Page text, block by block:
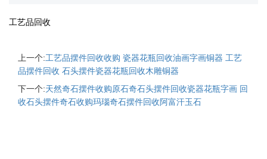
工艺品回收
上一个:工艺品摆件回收收购 瓷器花瓶回收油画字画铜器 工艺
品摆件回收 石头摆件瓷器花瓶回收木雕铜器
下一个:天然奇石摆件收购原石奇石头摆件回收瓷器花瓶字画 回
收石头摆件奇石收购玛瑙奇石摆件回收阿富汗玉石